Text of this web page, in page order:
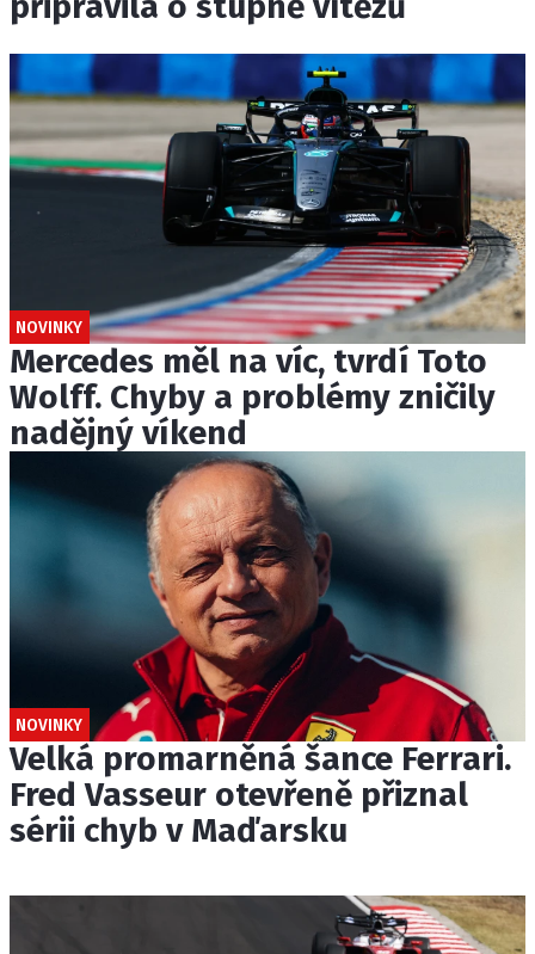
NOVINKY
Mercedes měl na víc, tvrdí Toto
Wolff. Chyby a problémy zničily
nadějný víkend
NOVINKY
Velká promarněná šance Ferrari.
Fred Vasseur otevřeně přiznal
sérii chyb v Maďarsku